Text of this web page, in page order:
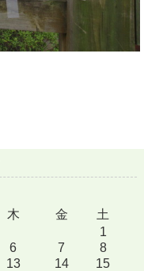
木 金
土
1
6 7
8
13 14
15